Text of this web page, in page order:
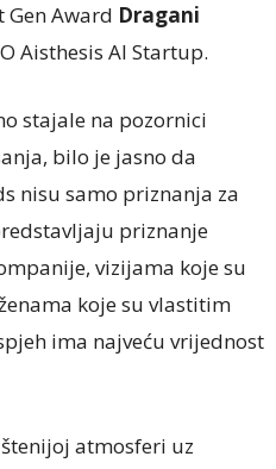
Award Dragani
Aisthesis AI Startup.
stajale na pozornici
bilo je jasno da
nisu samo priznanja za
priznanje
vizijama koje su
koje su vlastitim
ima najveću vrijednost
atmosferi uz